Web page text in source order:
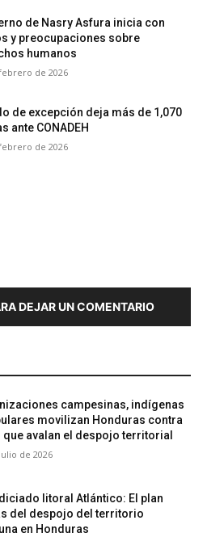
de Nasry Asfura inicia con
y preocupaciones sobre
humanos
de 2026
de excepción deja más de 1,070
ante CONADEH
de 2026
DEJAR UN COMENTARIO
campesinas, indígenas
movilizan Honduras contra
que avalan el despojo territorial
de 2026
litoral Atlántico: El plan
del despojo del territorio
en Honduras